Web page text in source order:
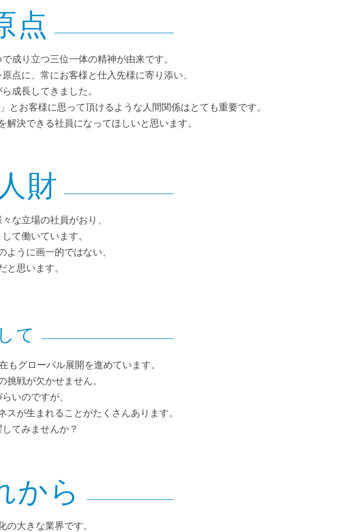
点
成り立つ三位一体の精神が由来です。
点に、常にお客様と仕入先様に寄り添い、
成長してきました。
お客様に思って頂けるような人間関係はとても重要です。
決できる社員になってほしいと思います。
人財
な立場の社員がおり、
て働いています。
うに画一的ではない、
思います。
て
グローバル展開を進めています。
戦が欠かせません。
いのですが、
が生まれることがたくさんあります。
てみませんか？
から
大きな業界です。